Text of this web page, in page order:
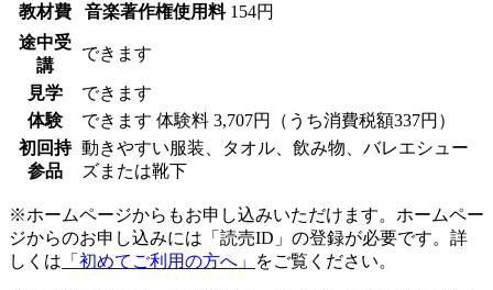
教材費
音楽著作権使用料 154円
途中受
講
できます
見学
できます
体験
できます 体験料 3,707円（うち消費税額337円）
初回持
参品
動きやすい服装、タオル、飲み物、バレエシュー
ズまたは靴下
※ホームページからもお申し込みいただけます。ホームペー
ジからのお申し込みには「読売ID」の登録が必要です。詳
しくは 「初めてご利用の方へ」 をご覧ください。